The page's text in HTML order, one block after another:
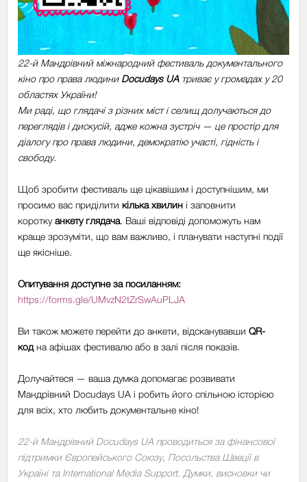
22-й Мандрівний міжнародний фестиваль документального
кіно про права людини Docudays UAтриває у громадах у 20
областях України!
Ми раді, що глядачі з різних міст і селищ долучаються до
переглядів і дискусій, адже кожна зустріч — це простір для
діалогу про права людини, демократію участі, гідність і
свободу.
Щоб зробити фестиваль ще цікавішим і доступнішим, ми
просимо вас приділити кілька хвилин і заповнити
короткуанкету глядача. Ваші відповіді допоможуть нам
краще зрозуміти, що вам важливо, і планувати наступні події
ще якісніше.
Опитування доступне за посиланням:
https://forms.gle/UMvzN2tZrSwAuPLJA
Ви також можете перейти до анкети, відсканувавши QR-
кодна афішах фестивалю або в залі після показів.
Долучайтеся — ваша думка допомагає розвивати
Мандрівний Docudays UA і робить його спільною історією
для всіх, хто любить документальне кіно!
22-й Мандрівний Docudays UA проводиться за фінансової
підтримки Європейського Союзу, Посольства Швеції в
Україні та International Media Support. Думки, висновки чи